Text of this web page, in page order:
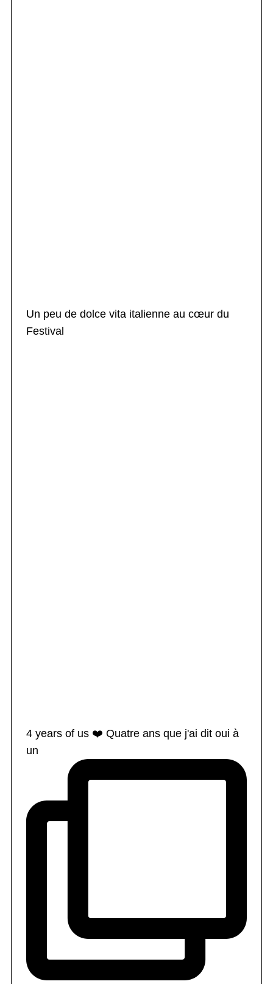
Un peu de dolce vita italienne au cœur du
Festival
4 years of us ❤️ Quatre ans que j'ai dit oui à
un